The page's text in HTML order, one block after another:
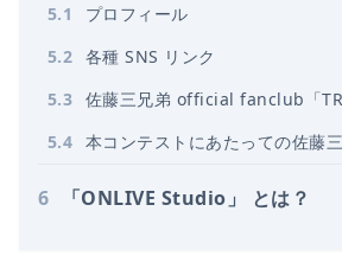
5.1
プロフィール
5.2 各種 SNS リンク
5.3 佐藤三兄弟 official fanclub「
5.4 本コンテストにあたっての佐藤
6 「ONLIVE Studio」 とは？